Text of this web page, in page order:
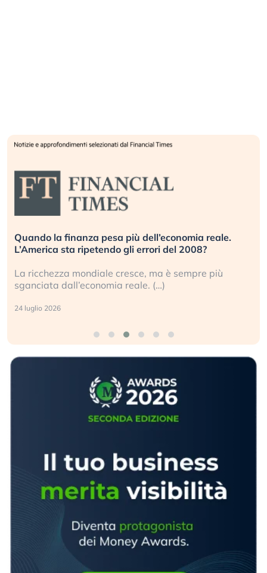
Quando la finanza pesa più dell’economia reale.
L’America sta ripetendo gli errori del 2008?
La ricchezza mondiale cresce, ma è sempre più
sganciata dall’economia reale. (…)
24 luglio 2026